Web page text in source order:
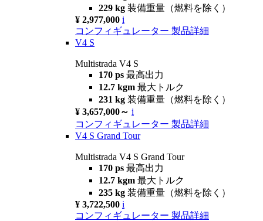
229 kg 装備重量（燃料を除く）
¥ 2,977,000 i
コンフィギュレーター 製品詳細
V4 S
Multistrada V4 S
170 ps 最高出力
12.7 kgm 最大トルク
231 kg 装備重量（燃料を除く）
¥ 3,657,000～ i
コンフィギュレーター 製品詳細
V4 S Grand Tour
Multistrada V4 S Grand Tour
170 ps 最高出力
12.7 kgm 最大トルク
235 kg 装備重量（燃料を除く）
¥ 3,722,500 i
コンフィギュレーター 製品詳細